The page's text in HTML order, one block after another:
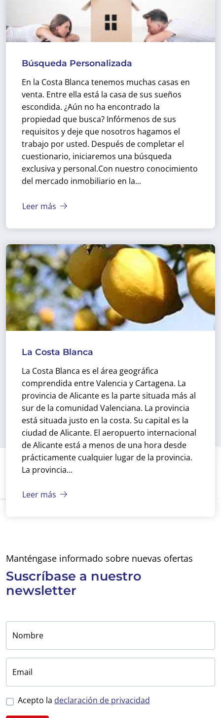
Búsqueda Personalizada
En la Costa Blanca tenemos muchas casas en
venta. Entre ella está la casa de sus sueños
escondida. ¿Aún no ha encontrado la
propiedad que busca? Infórmenos de sus
requisitos y deje que nosotros hagamos el
trabajo por usted. Después de completar el
cuestionario, iniciaremos una búsqueda
exclusiva y personal.Con nuestro conocimiento
del mercado inmobiliario en la...
Leer más
La Costa Blanca
La Costa Blanca es el área geográfica
comprendida entre Valencia y Cartagena. La
provincia de Alicante es la parte situada más al
sur de la comunidad Valenciana. La provincia
está situada justo en la costa. Su capital es la
ciudad de Alicante. El aeropuerto internacional
de Alicante está a menos de una hora desde
prácticamente cualquier lugar de la provincia.
La provincia...
Leer más
Manténgase informado sobre nuevas ofertas
Suscríbase a nuestro
newsletter
Nombre
Email
Acepto la declaración de privacidad